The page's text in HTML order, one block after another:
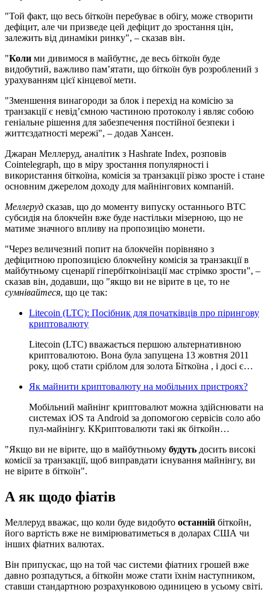
"Той факт, що весь біткоїн перебуває в обігу, може створити
дефіцит, але чи призведе цей дефіцит до зростання цін,
залежить від динаміки ринку", – сказав він.
"Коли ми дивимося в майбутнє, де весь біткоїн буде
видобутий, важливо пам’ятати, що біткоїн був розроблений з
урахуванням цієї кінцевої мети.
"Зменшення винагороди за блок і перехід на комісію за
транзакції є невід’ємною частиною протоколу і являє собою
геніальне рішення для забезпечення постійної безпеки і
життєздатності мережі", – додав Хансен.
Джаран Меллеруд, аналітик з Hashrate Index, розповів
Cointelegraph, що в міру зростання популярності і
використання біткоїна, комісія за транзакції різко зросте і стане
основним джерелом доходу для майнінгових компаній.
Меллеруд сказав, що до моменту випуску останнього BTC
субсидія на блокчейн вже буде настільки мізерною, що не
матиме значного впливу на пропозицію монети.
"Через величезний попит на блокчейн порівняно з
дефіцитною пропозицією блокчейну комісія за транзакції в
майбутньому сценарії гіпербіткоінізації має стрімко зрости", –
сказав він, додавши, що "якщо ви не вірите в це, то не
сумнівайтеся, що це так:
Litecoin (LTC): Посібник для початківців про пірингову
криптовалюту
Litecoin (LTC) вважається першою альтернативною
криптовалютою. Вона була запущена 13 жовтня 2011
року, щоб стати сріблом для золота Біткоїна , і досі є…
Як майнити криптовалюту на мобільних пристроях?
Мобільний майнінг криптовалют можна здійснювати на
системах iOS та Android за допомогою сервісів соло або
пул-майнінгу. ККриптовалюти такі як біткойн…
"Якщо ви не вірите, що в майбутньому будуть досить високі
комісії за транзакції, щоб виправдати існування майнінгу, ви
не вірите в біткоїн".
А як щодо фіатів
Меллеруд вважає, що коли буде видобуто останній біткойн,
його вартість вже не вимірюватиметься в доларах США чи
інших фіатних валютах.
Він припускає, що на той час системи фіатних грошей вже
давно розпадуться, а біткойн може стати їхнім наступником,
ставши стандартною розрахунковою одиницею в усьому світі.